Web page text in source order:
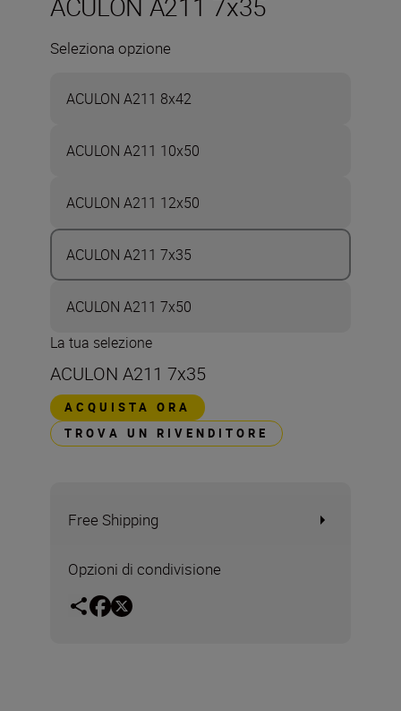
Seleziona opzione
ACULON A211 8x42
ACULON A211 10x50
ACULON A211 12x50
ACULON A211 7x35
ACULON A211 7x50
La tua selezione
ACULON A211 7x35
ACQUISTA ORA
TROVA UN RIVENDITORE
Free Shipping
Opzioni di condivisione